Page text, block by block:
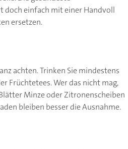
doch einfach mit einer Handvoll
ersetzen.
achten. Trinken Sie mindestens
Früchtetees. Wer das nicht mag,
Minze oder Zitronenscheiben
bleiben besser die Ausnahme.